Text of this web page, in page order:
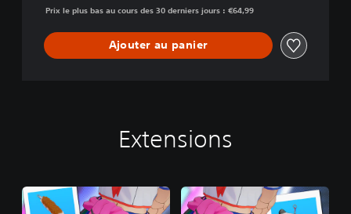
Prix le plus bas au cours des 30 derniers jours : €64,99
Ajouter au panier
Extensions